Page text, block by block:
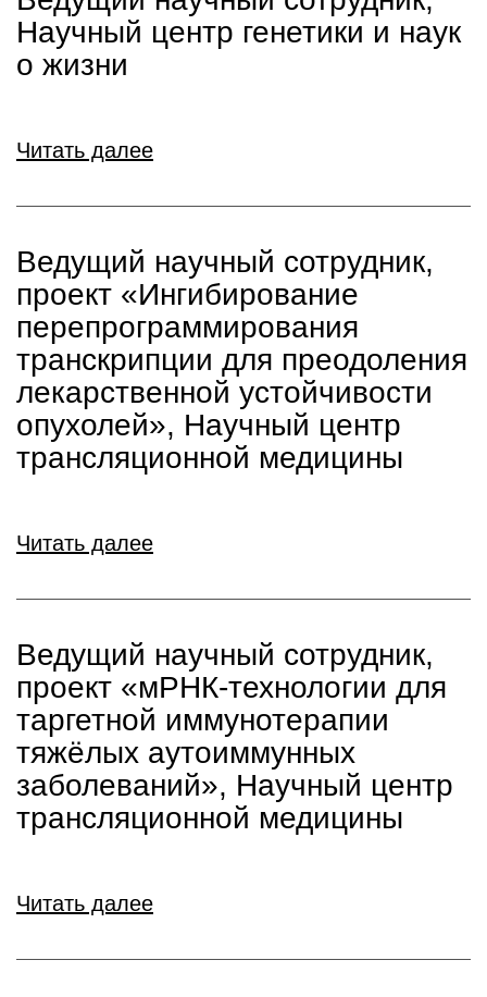
Научный центр генетики и наук
о жизни
Читать далее
Ведущий научный сотрудник,
проект «Ингибирование
перепрограммирования
транскрипции для преодоления
лекарственной устойчивости
опухолей», Научный центр
трансляционной медицины
Читать далее
Ведущий научный сотрудник,
проект «мРНК-технологии для
таргетной иммунотерапии
тяжёлых аутоиммунных
заболеваний», Научный центр
трансляционной медицины
Читать далее